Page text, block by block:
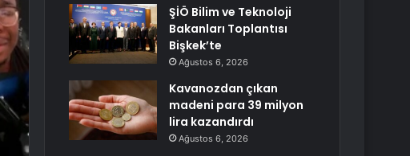
ŞİÖ Bilim ve Teknoloji
Bakanları Toplantısı
Bişkek’te
Ağustos 6, 2026
Kavanozdan çıkan
madeni para 39 milyon
lira kazandırdı
Ağustos 6, 2026